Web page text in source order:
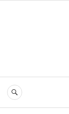
RECHERCHE